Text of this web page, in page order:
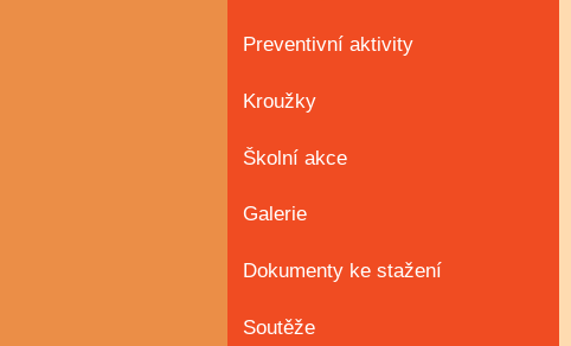
Preventivní aktivity
Kroužky
Školní akce
Galerie
Dokumenty ke stažení
Soutěže